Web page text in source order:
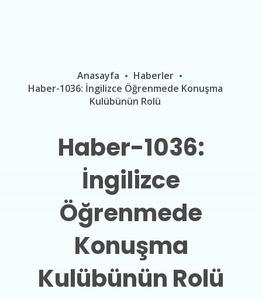
Anasayfa
Haberler
Haber-1036: İngilizce Öğrenmede Konuşma
Kulübünün Rolü
Haber-1036:
İngilizce
Öğrenmede
Konuşma
Kulübünün Rolü